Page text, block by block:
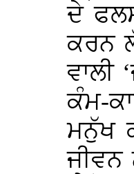
ਦੇ
ਕਰਨ
ਵਾਲੀ
ਕੰਮ-
ਮਨੁੱਖ
ਜੀਵਨ